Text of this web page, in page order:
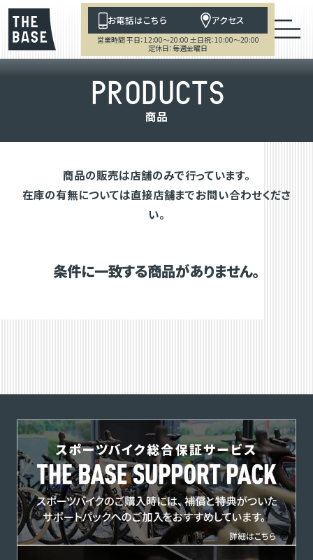
お電話はこちら アクセス
営業時間 平日：12:00～20:00 土日祝：10:00～20:00
定休日：毎週金曜日
PRODUCTS
商品
商品の販売は店舗のみで行っています。
在庫の有無については直接店舗までお問い合わせくださ
い。
条件に一致する商品がありません。